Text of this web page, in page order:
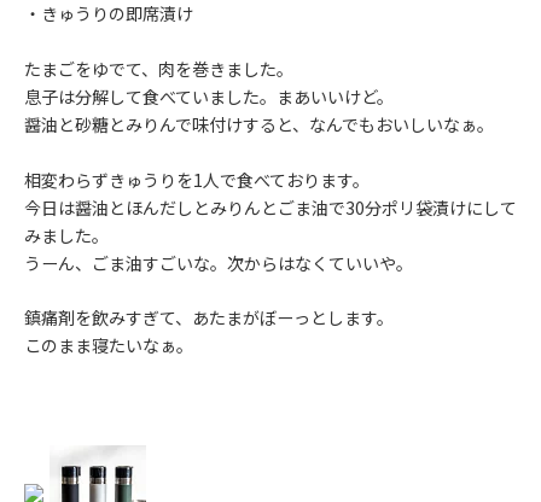
・きゅうりの即席漬け
たまごをゆでて、肉を巻きました。
息子は分解して食べていました。まあいいけど。
醤油と砂糖とみりんで味付けすると、なんでもおいしいなぁ。
相変わらずきゅうりを1人で食べております。
今日は醤油とほんだしとみりんとごま油で30分ポリ袋漬けにして
みました。
うーん、ごま油すごいな。次からはなくていいや。
鎮痛剤を飲みすぎて、あたまがぼーっとします。
このまま寝たいなぁ。